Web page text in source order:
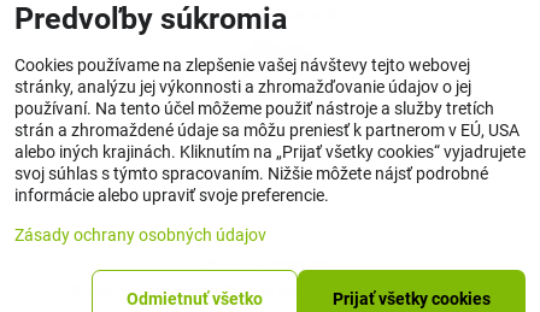
Vyrobené v Nemecku
Originálne produkty OSMO
Predvoľby súkromia
Zásady ochrany osobných údajov
Predvoľby súkromia
Cookies používame na zlepšenie vašej návštevy tejto webovej
stránky, analýzu jej výkonnosti a zhromažďovanie údajov o jej
používaní. Na tento účel môžeme použiť nástroje a služby tretích
strán a zhromaždené údaje sa môžu preniesť k partnerom v EÚ, USA
alebo iných krajinách. Kliknutím na „Prijať všetky cookies“ vyjadrujete
svoj súhlas s týmto spracovaním. Nižšie môžete nájsť podrobné
informácie alebo upraviť svoje preferencie.
Zásady ochrany osobných údajov
Prijať všetky cookies
Odmietnuť všetko